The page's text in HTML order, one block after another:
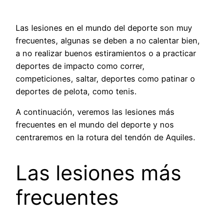
Las lesiones en el mundo del deporte son muy
frecuentes, algunas se deben a no calentar bien,
a no realizar buenos estiramientos o a practicar
deportes de impacto como correr,
competiciones, saltar, deportes como patinar o
deportes de pelota, como tenis.
A continuación, veremos las lesiones más
frecuentes en el mundo del deporte y nos
centraremos en la rotura del tendón de Aquiles.
Las lesiones más
frecuentes